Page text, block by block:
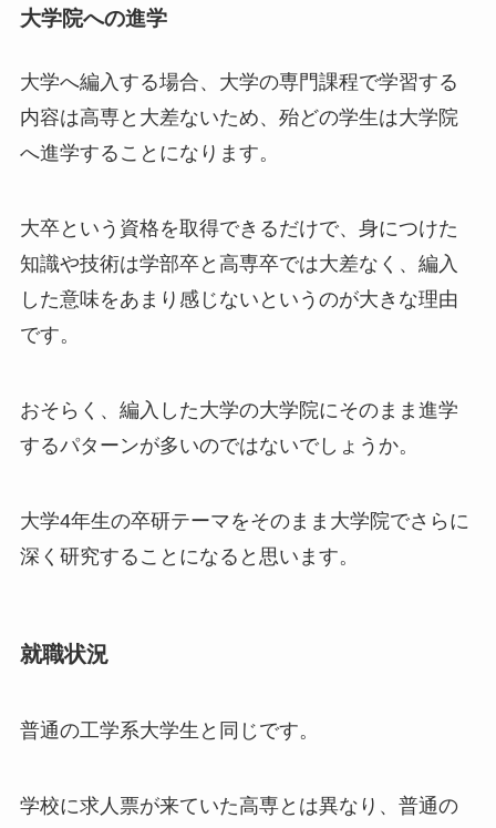
大学院への進学
大学へ編入する場合、大学の専門課程で学習する
内容は高専と大差ないため、殆どの学生は大学院
へ進学することになります。
大卒という資格を取得できるだけで、身につけた
知識や技術は学部卒と高専卒では大差なく、編入
した意味をあまり感じないというのが大きな理由
です。
おそらく、編入した大学の大学院にそのまま進学
するパターンが多いのではないでしょうか。
大学4年生の卒研テーマをそのまま大学院でさらに
深く研究することになると思います。
就職状況
普通の工学系大学生と同じです。
学校に求人票が来ていた高専とは異なり、普通の